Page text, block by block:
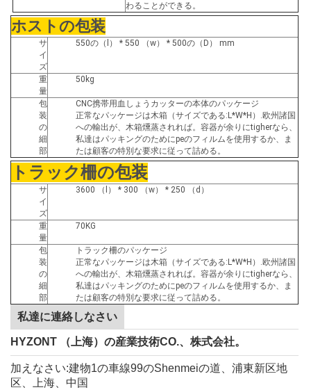
わることができる。
ホストの包装
サ
イ
ズ
550の（l） * 550 （w） * 500の（D） mm
重
量
50kg
包
装
の
細
部
CNC携帯用血しょうカッターの本体のパッケージ
正常なパッケージは木箱（サイズである:L*W*H）.欧州諸国
への輸出が、木箱燻蒸されれば。容器が余りにtigherなら、
私達はパッキングのためにpeのフィルムを使用するか、ま
たは顧客の特別な要求に従って詰める。
トラック柵の包装
サ
イ
ズ
3600 （l） * 300 （w） * 250 （d）
重
量
70KG
包
装
の
細
部
トラック柵のパッケージ
正常なパッケージは木箱（サイズである:L*W*H）.欧州諸国
への輸出が、木箱燻蒸されれば。容器が余りにtigherなら、
私達はパッキングのためにpeのフィルムを使用するか、ま
たは顧客の特別な要求に従って詰める。
私達に連絡しなさい
HYZONT （上海）の産業技術CO.、株式会社。
加えなさい:建物1の車線99のShenmeiの道、浦東新区地
区、上海、中国